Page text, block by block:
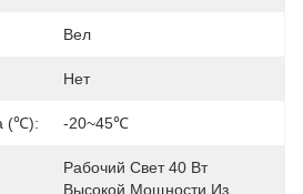
Вел
Нет
(℃): -20~45℃
Рабочий Свет 40 Вт
Высокой Мощности Из